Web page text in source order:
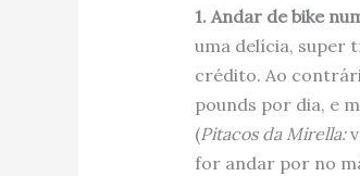
1. Andar de bike
uma delícia, super
crédito. Ao
pounds por dia, e
(Pitacos da Mirella:
for andar por no